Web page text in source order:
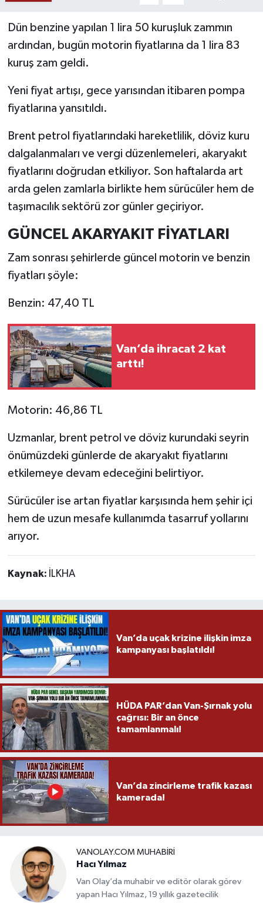
Dün benzine yapılan 1 lira 50 kuruşluk zammın
ardından, bugün motorin fiyatlarına da 1 lira 83
kuruş zam geldi.
Yeni fiyat artışı, gece yarısından itibaren pompa
fiyatlarına yansıtıldı.
Brent petrol fiyatlarındaki hareketlilik, döviz kuru
dalgalanmaları ve vergi düzenlemeleri, akaryakıt
fiyatlarını doğrudan etkiliyor. Son haftalarda art
arda gelen zamlarla birlikte hem sürücüler hem de
taşımacılık sektörü zor günler geçiriyor.
GÜNCEL AKARYAKIT FİYATLARI
Zam sonrası şehirlerde güncel motorin ve benzin
fiyatları şöyle:
Benzin: 47,40 TL
Van’da ihracat 2 kat
arttı!
Motorin: 46,86 TL
Uzmanlar, brent petrol ve döviz kurundaki seyrin
önümüzdeki günlerde de akaryakıt fiyatlarını
etkilemeye devam edeceğini belirtiyor.
Sürücüler ise artan fiyatlar karşısında hem şehir içi
hem de uzun mesafe kullanımda tasarruf yollarını
arıyor.
Kaynak: İLKHA
Van’da uçak krizine ilişkin imza
kampanyası başlatıldı!
HÜDA PAR’dan Van-Şırnak yolu
çağrısı: Bir an önce
tamamlanmalı!
Van’da zincirleme trafik kazası
kamerada!
VANOLAY.COM MUHABIRI
Hacı Yılmaz
Van Olay’da muhabir ve editör olarak görev
yapan Hacı Yılmaz, 19 yıllık gazetecilik